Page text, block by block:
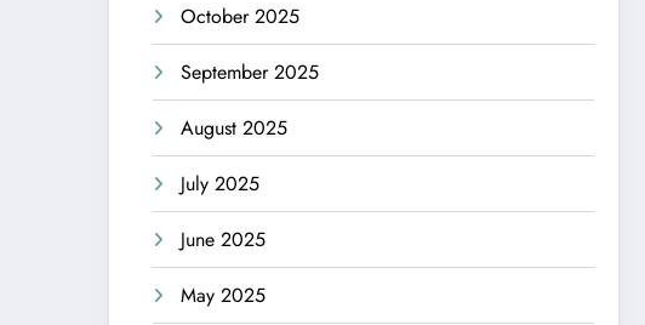
October 2025
September 2025
August 2025
July 2025
June 2025
May 2025